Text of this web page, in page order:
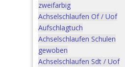
zweifarbig
Achselschlaufen Of / Uof
Aufschlagtuch
Achselschlaufen Schulen
gewoben
Achselschlaufen Sdt / Uof